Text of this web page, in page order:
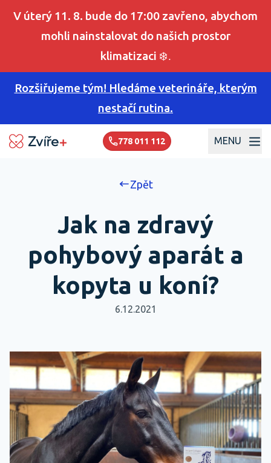
V úterý 11. 8. bude do 17:00 zavřeno, abychom
mohli nainstalovat do našich prostor
klimatizaci ❄️.
Rozšiřujeme tým! Hledáme veterináře, kterým
nestačí rutina.
MENU
778 011 112
Zpět
Jak na zdravý
pohybový aparát a
kopyta u koní?
6.12.2021